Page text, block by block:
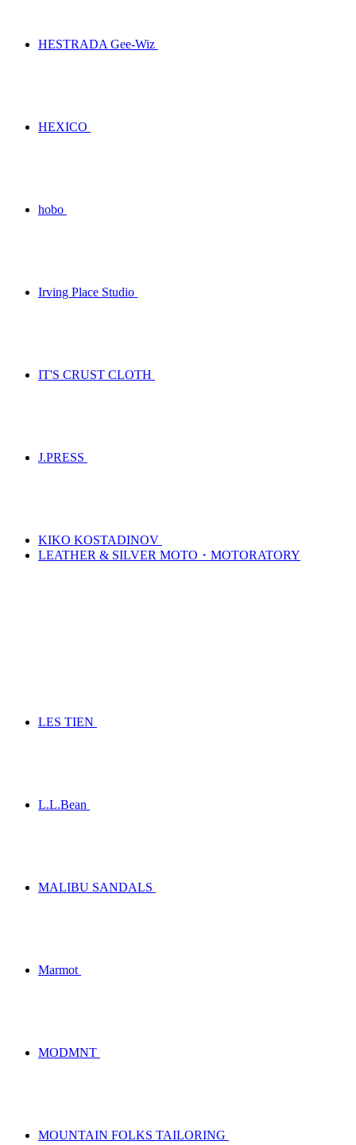
HESTRADA Gee-Wiz
HEXICO
hobo
Irving Place Studio
IT'S CRUST CLOTH
J.PRESS
KIKO KOSTADINOV
LEATHER & SILVER MOTO・MOTORATORY
LES TIEN
L.L.Bean
MALIBU SANDALS
Marmot
MODMNT
MOUNTAIN FOLKS TAILORING